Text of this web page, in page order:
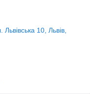
10, Львів,